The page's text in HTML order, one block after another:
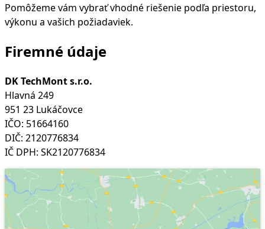
Pomôžeme vám vybrať vhodné riešenie podľa priestoru,
výkonu a vašich požiadaviek.
Firemné údaje
DK TechMont s.r.o.
Hlavná 249
951 23 Lukáčovce
IČO: 51664160
DIČ: 2120776834
IČ DPH: SK2120776834